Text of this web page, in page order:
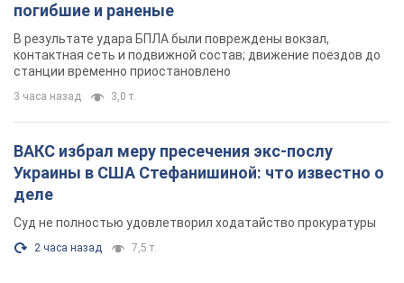
погибшие и раненые
В результате удара БПЛА были повреждены вокзал,
контактная сеть и подвижной состав; движение поездов до
станции временно приостановлено
3 часа назад 3,0 т.
ВАКС избрал меру пресечения экс-послу
Украины в США Стефанишиной: что известно о
деле
Суд не полностью удовлетворил ходатайство прокуратуры
2 часа назад 7,5 т.